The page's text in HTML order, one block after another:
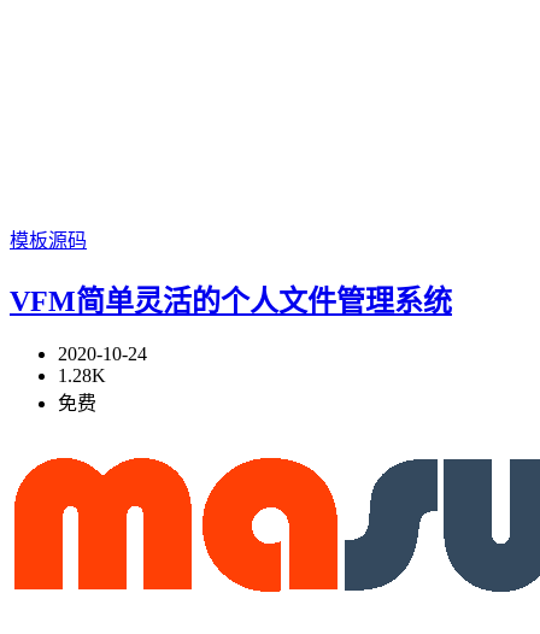
模板源码
VFM简单灵活的个人文件管理系统
2020-10-24
1.28K
免费